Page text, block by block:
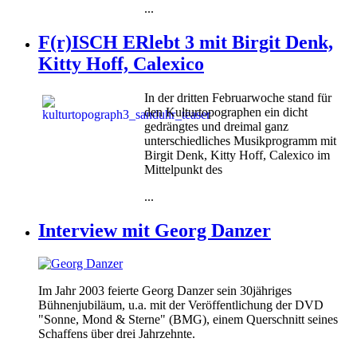
...
F(r)ISCH ERlebt 3 mit Birgit Denk,
Kitty Hoff, Calexico
In der dritten Februarwoche stand für
den Kulturtopographen ein dicht
gedrängtes und dreimal ganz
unterschiedliches Musikprogramm mit
Birgit Denk, Kitty Hoff, Calexico im
Mittelpunkt des
...
Interview mit Georg Danzer
Im Jahr 2003 feierte Georg Danzer sein 30jähriges
Bühnenjubiläum, u.a. mit der Veröffentlichung der DVD
"Sonne, Mond & Sterne" (BMG), einem Querschnitt seines
Schaffens über drei Jahrzehnte.